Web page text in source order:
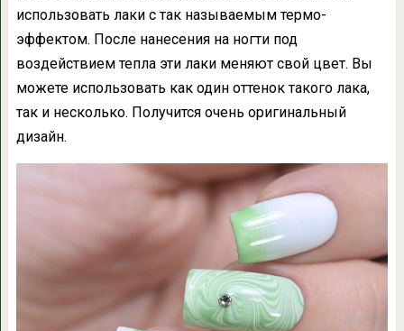
использовать лаки с так называемым термо-
эффектом. После нанесения на ногти под
воздействием тепла эти лаки меняют свой цвет. Вы
можете использовать как один оттенок такого лака,
так и несколько. Получится очень оригинальный
дизайн.